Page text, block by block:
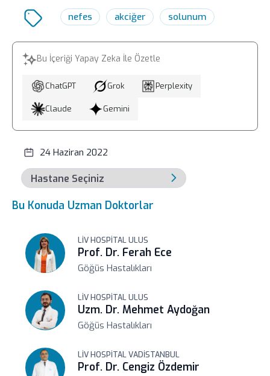
nefes akciğer solunum
Bu İçeriği Yapay Zeka İle Özetle
ChatGPT Grok Perplexity
Claude Gemini
24 Haziran 2022
Bu Konuda Uzman Doktorlar
LIV HOSPITAL ULUS
Prof. Dr. Ferah Ece
Göğüs Hastalıkları
LIV HOSPITAL ULUS
Uzm. Dr. Mehmet Aydoğan
Göğüs Hastalıkları
LIV HOSPITAL VADISTANBUL
Prof. Dr. Cengiz Özdemir